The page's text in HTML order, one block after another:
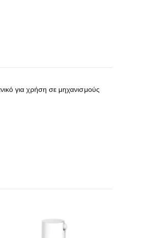
για χρήση σε μηχανισμούς